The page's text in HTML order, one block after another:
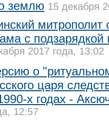
землю 15 декабря
митрополит
с
2017 года, 13:02
о
царя
х годах -
12:57